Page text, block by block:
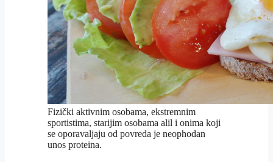
Fizički aktivnim osobama, ekstremnim
sportistima, starijim osobama alil i onima koji
se oporavaljaju od povreda je neophodan
unos proteina.